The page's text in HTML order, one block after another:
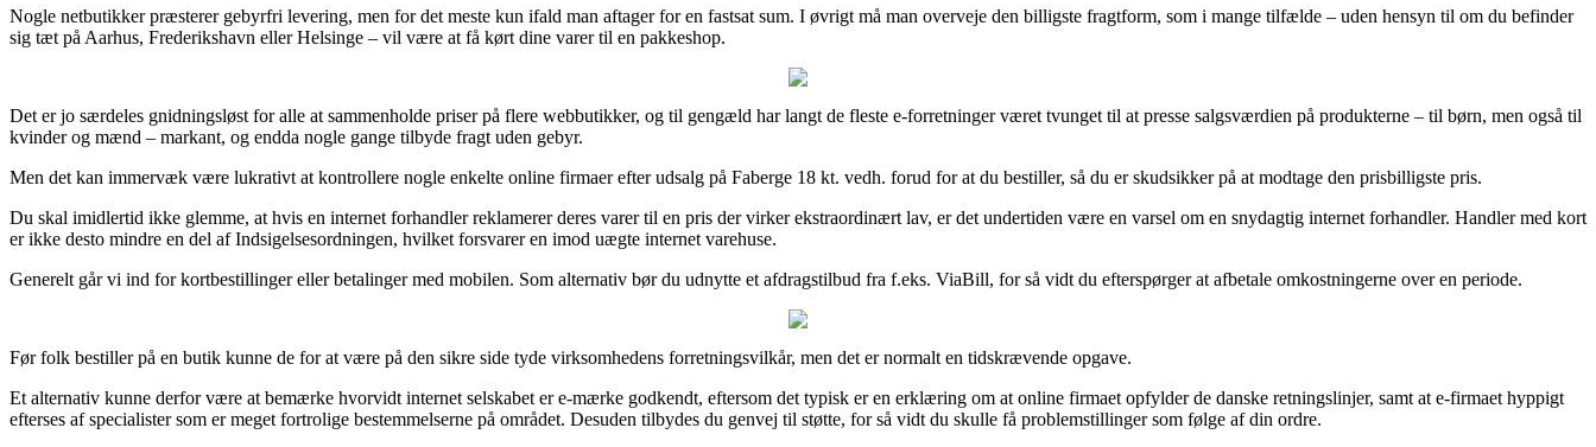
Nogle netbutikker præsterer gebyrfri levering, men for det meste kun ifald man aftager for en fastsat sum. I øvrigt må man overveje den billigste fragtform, som i mange tilfælde – uden hensyn til om du befinder
sig tæt på Aarhus, Frederikshavn eller Helsinge – vil være at få kørt dine varer til en pakkeshop.
Det er jo særdeles gnidningsløst for alle at sammenholde priser på flere webbutikker, og til gengæld har langt de fleste e-forretninger været tvunget til at presse salgsværdien på produkterne – til børn, men også til
kvinder og mænd – markant, og endda nogle gange tilbyde fragt uden gebyr.
Men det kan immervæk være lukrativt at kontrollere nogle enkelte online firmaer efter udsalg på Faberge 18 kt. vedh. forud for at du bestiller, så du er skudsikker på at modtage den prisbilligste pris.
Du skal imidlertid ikke glemme, at hvis en internet forhandler reklamerer deres varer til en pris der virker ekstraordinært lav, er det undertiden være en varsel om en snydagtig internet forhandler. Handler med kort
er ikke desto mindre en del af Indsigelsesordningen, hvilket forsvarer en imod uægte internet varehuse.
Generelt går vi ind for kortbestillinger eller betalinger med mobilen. Som alternativ bør du udnytte et afdragstilbud fra f.eks. ViaBill, for så vidt du efterspørger at afbetale omkostningerne over en periode.
Før folk bestiller på en butik kunne de for at være på den sikre side tyde virksomhedens forretningsvilkår, men det er normalt en tidskrævende opgave.
Et alternativ kunne derfor være at bemærke hvorvidt internet selskabet er e-mærke godkendt, eftersom det typisk er en erklæring om at online firmaet opfylder de danske retningslinjer, samt at e-firmaet hyppigt
efterses af specialister som er meget fortrolige bestemmelserne på området. Desuden tilbydes du genvej til støtte, for så vidt du skulle få problemstillinger som følge af din ordre.